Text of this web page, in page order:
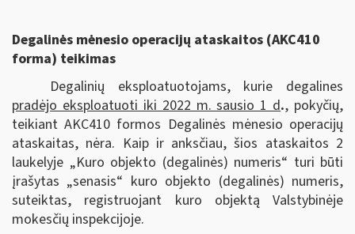
Degalinės mėnesio operacijų ataskaitos (AKC410
forma) teikimas
Degalinių eksploatuotojams, kurie degalines
pradėjo eksploatuoti iki 2022 m. sausio 1 d., pokyčių,
teikiant AKC410 formos Degalinės mėnesio operacijų
ataskaitas, nėra. Kaip ir anksčiau, šios ataskaitos 2
laukelyje „Kuro objekto (degalinės) numeris“ turi būti
įrašytas „senasis“ kuro objekto (degalinės) numeris,
suteiktas, registruojant kuro objektą Valstybinėje
mokesčių inspekcijoje.